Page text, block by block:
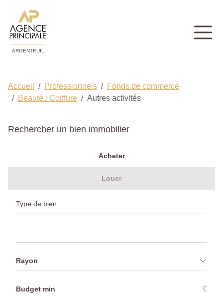
ARGENTEUIL
Accueil Professionnels
Fonds de commerce
Beauté / Coiffure
Autres activités
Rechercher un bien immobilier
Acheter
Louer
Rayon
€